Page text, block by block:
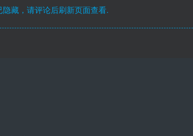
藏，请评论后刷新页面查看.